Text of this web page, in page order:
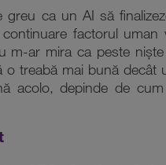
greu ca un AI să
factorul uman
m-ar mira ca peste niște
o treabă mai bună decât
acolo, depinde de cum